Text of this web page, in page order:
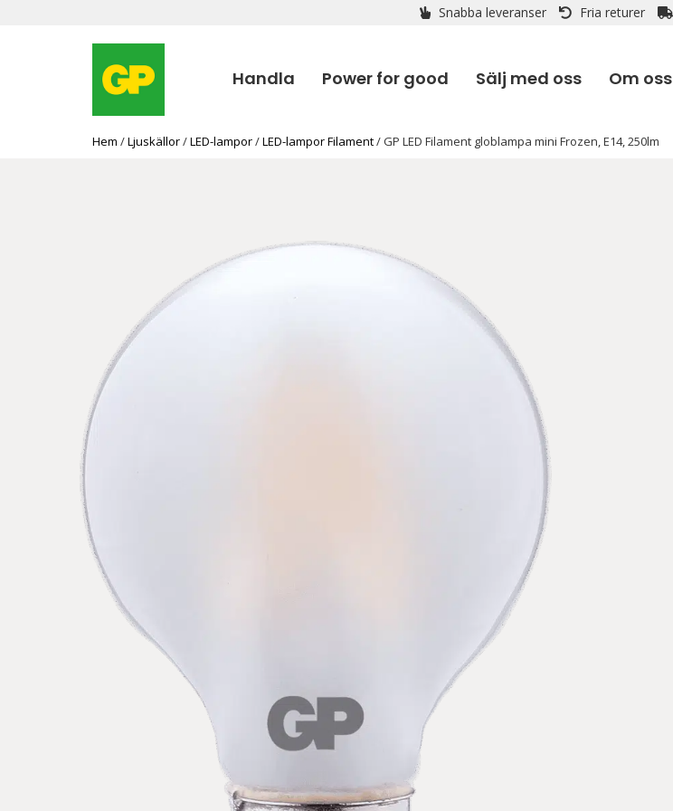
Snabba leveranser Fria returer
Handla Power for good Sälj med oss Om oss
Hem /Ljuskällor/LED-lampor/LED-lampor Filament/ GP LED Filament globlampa mini Frozen, E14, 250lm